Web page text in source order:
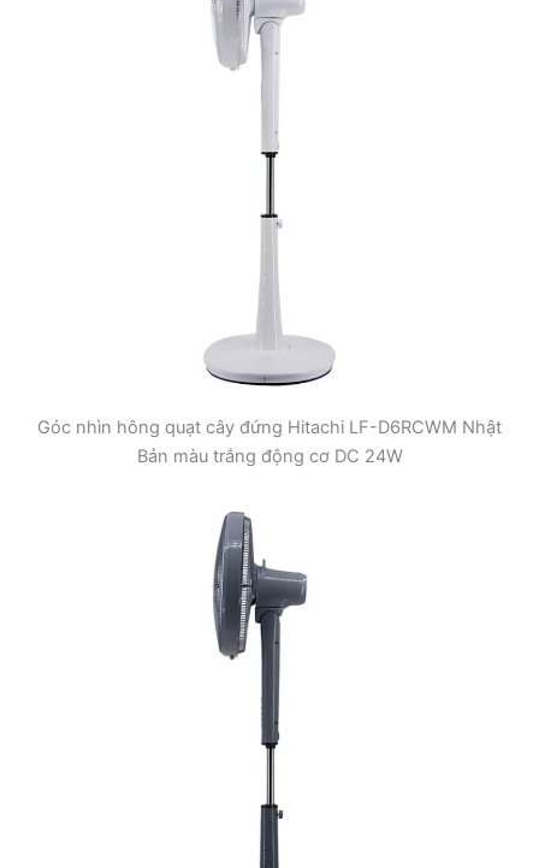
Góc nhìn hông quạt cây đứng Hitachi LF-D6RCWM Nhật
Bản màu trắng động cơ DC 24W